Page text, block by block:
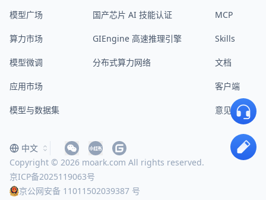
模型广场
算力市场
模型微调
应用市场
模型与数据集
国产芯片 AI 技能认证
GIEngine 高速推理引擎
分布式算力网络
MCP
Skills
文档
客户端
意见反馈
Copyright © 2026 moark.com All rights reserved.
京ICP备2025119063号
京公网安备 11011502039387 号
中文